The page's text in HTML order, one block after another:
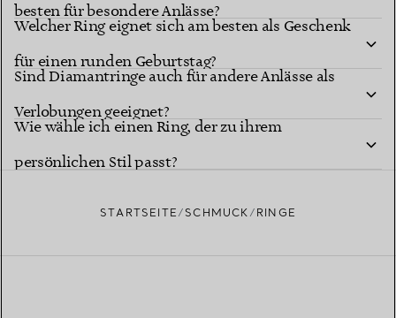
besten für besondere Anlässe?
Welcher Ring eignet sich am besten als Geschenk
für einen runden Geburtstag?
Sind Diamantringe auch für andere Anlässe als
Verlobungen geeignet?
Wie wähle ich einen Ring, der zu ihrem
persönlichen Stil passt?
STARTSEITE SCHMUCK RINGE